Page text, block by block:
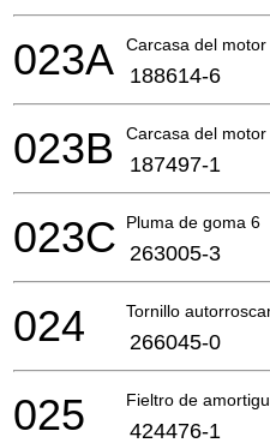
Carcasa del
023A 188614-6
Carcasa del
023B 187497-1
Pluma de goma 6
023C 263005-3
Tornillo
024 266045-0
Fieltro de
025 424476-1